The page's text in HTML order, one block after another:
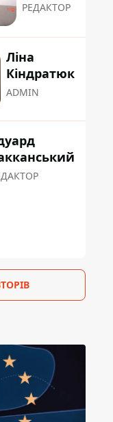
РЕДАКТОР
Ліна
Кіндратюк
ADMIN